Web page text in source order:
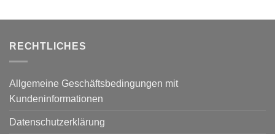
RECHTLICHES
Allgemeine Geschäftsbedingungen mit
Kundeninformationen
Datenschutzerklärung